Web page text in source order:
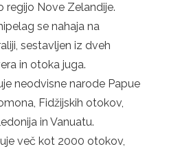
regijo Nove Zelandije.
se nahaja na
sestavljen iz dveh
in otoka juga.
neodvisne narode Papue
Fidžijskih otokov,
in Vanuatu.
več kot 2000 otokov,